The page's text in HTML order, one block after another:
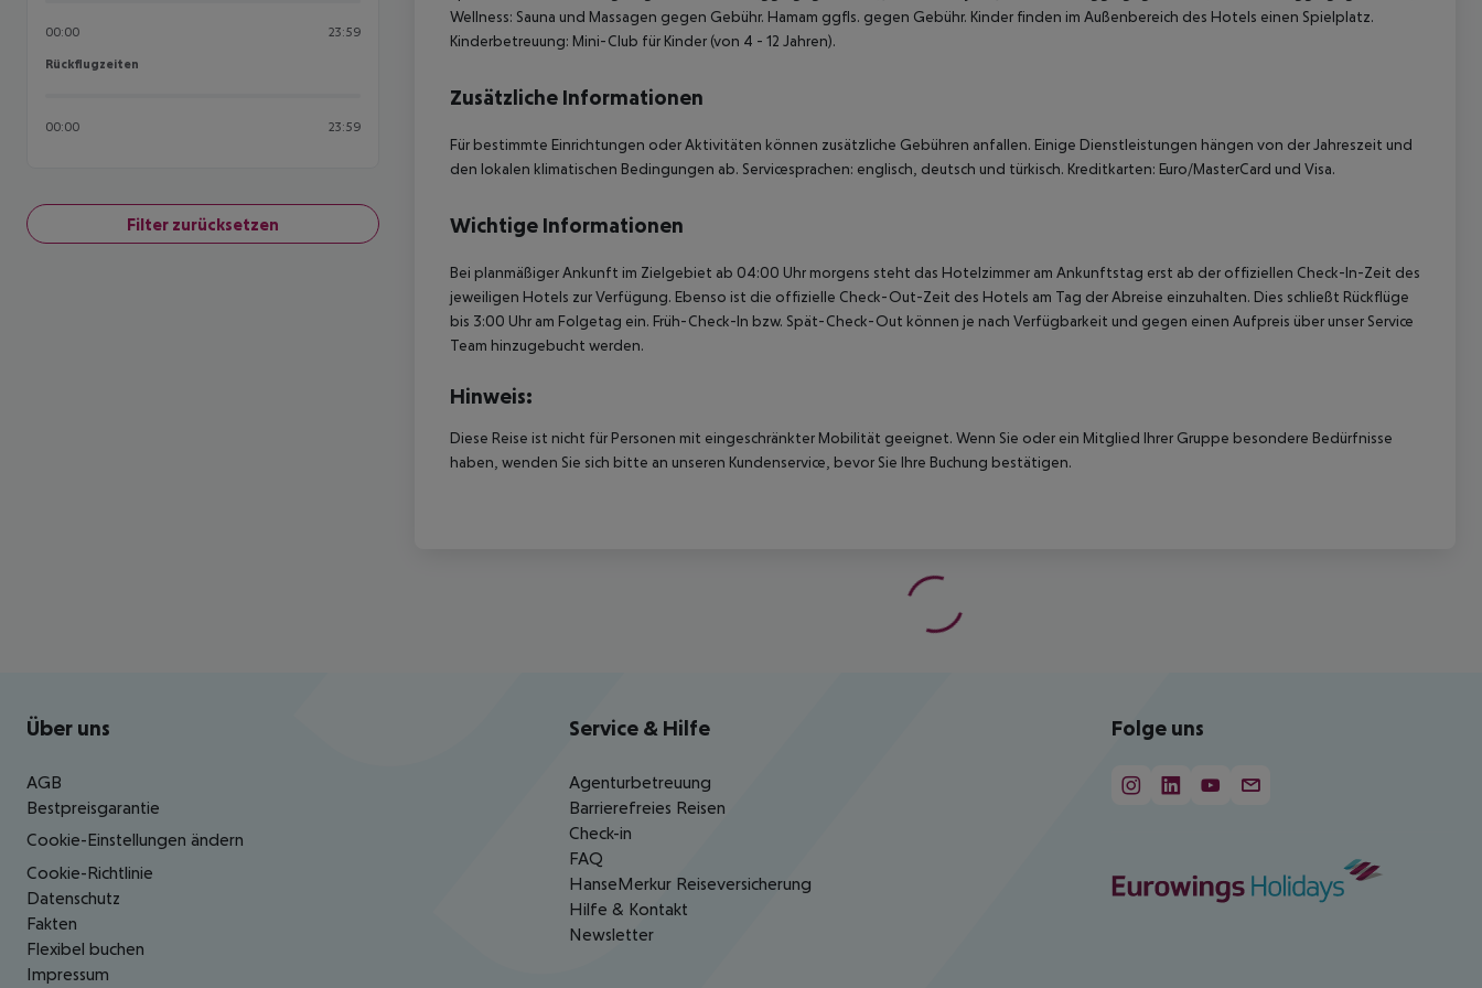
00:00 23:59
Rückflugzeiten
Rückflugzeiten
00:00 23:59
Filter zurücksetzen
Wellness: Sauna und Massagen gegen Gebühr. Hamam ggfls. gegen Gebühr. Kinder finden im Außenbereich des Hotels einen Spielplatz.
Kinderbetreuung: Mini-Club für Kinder (von 4 - 12 Jahren).
Zusätzliche Informationen
Für bestimmte Einrichtungen oder Aktivitäten können zusätzliche Gebühren anfallen. Einige Dienstleistungen hängen von der Jahreszeit und
den lokalen klimatischen Bedingungen ab. Servicesprachen: englisch, deutsch und türkisch. Kreditkarten: Euro/MasterCard und Visa.
Wichtige Informationen
Bei planmäßiger Ankunft im Zielgebiet ab 04:00 Uhr morgens steht das Hotelzimmer am Ankunftstag erst ab der offiziellen Check-In-Zeit des
jeweiligen Hotels zur Verfügung. Ebenso ist die offizielle Check-Out-Zeit des Hotels am Tag der Abreise einzuhalten. Dies schließt Rückflüge
bis 3:00 Uhr am Folgetag ein. Früh-Check-In bzw. Spät-Check-Out können je nach Verfügbarkeit und gegen einen Aufpreis über unser Service
Team hinzugebucht werden.
Hinweis:
Diese Reise ist nicht für Personen mit eingeschränkter Mobilität geeignet. Wenn Sie oder ein Mitglied Ihrer Gruppe besondere Bedürfnisse
haben, wenden Sie sich bitte an unseren Kundenservice, bevor Sie Ihre Buchung bestätigen.
Footer navigation
Über uns
AGB
Bestpreisgarantie
Cookie-Einstellungen ändern
Cookie-Richtlinie
Datenschutz
Fakten
Flexibel buchen
Impressum
Service & Hilfe
Agenturbetreuung
Barrierefreies Reisen
Check-in
FAQ
HanseMerkur Reiseversicherung
Hilfe & Kontakt
Newsletter
Folge uns